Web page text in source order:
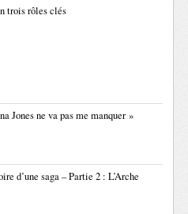
trois rôles clés
Jones ne va pas me manquer »
d’une saga – Partie 2 : L’Arche